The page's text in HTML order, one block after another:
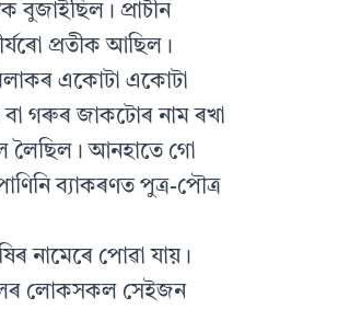
প্ৰাচীন
প্ৰতীক আছিল।
একোটা একোটা
বা গৰুৰ জাকটোৰ নাম ৰখা
লৈছিল। আনহাতে গো
ব্যাকৰণত পুত্ৰ-পৌত্ৰ
নামেৰে পোৱা যায়।
লোকসকল সেইজন